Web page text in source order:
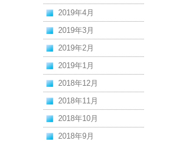
2019年4月
2019年3月
2019年2月
2019年1月
2018年12月
2018年11月
2018年10月
2018年9月